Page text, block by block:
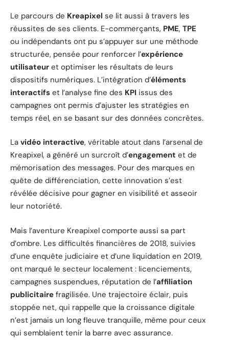
Le parcours de Kreapixel se lit aussi à travers les
réussites de ses clients. E-commerçants, PME, TPE
ou indépendants ont pu s’appuyer sur une méthode
structurée, pensée pour renforcer l’expérience
utilisateur et optimiser les résultats de leurs
dispositifs numériques. L’intégration d’éléments
interactifs et l’analyse fine des KPI issus des
campagnes ont permis d’ajuster les stratégies en
temps réel, en se basant sur des données concrètes.
La vidéo interactive, véritable atout dans l’arsenal de
Kreapixel, a généré un surcroît d’engagement et de
mémorisation des messages. Pour des marques en
quête de différenciation, cette innovation s’est
révélée décisive pour gagner en visibilité et asseoir
leur notoriété.
Mais l’aventure Kreapixel comporte aussi sa part
d’ombre. Les difficultés financières de 2018, suivies
d’une enquête judiciaire et d’une liquidation en 2019,
ont marqué le secteur localement : licenciements,
campagnes suspendues, réputation de l’affiliation
publicitaire fragilisée. Une trajectoire éclair, puis
stoppée net, qui rappelle que la croissance digitale
n’est jamais un long fleuve tranquille, même pour ceux
qui semblaient tenir la barre avec assurance.